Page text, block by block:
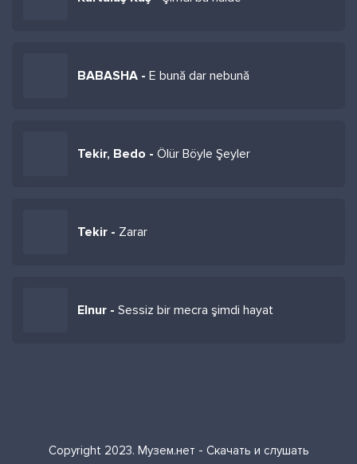
BABASHA - E bună dar nebună
Tekir, Bedo - Ölür Böyle Şeyler
Tekir - Zarar
Elnur - Sessiz bir mecra şimdi hayat
Copyright 2023. Музем.нет - Скачать и слушать